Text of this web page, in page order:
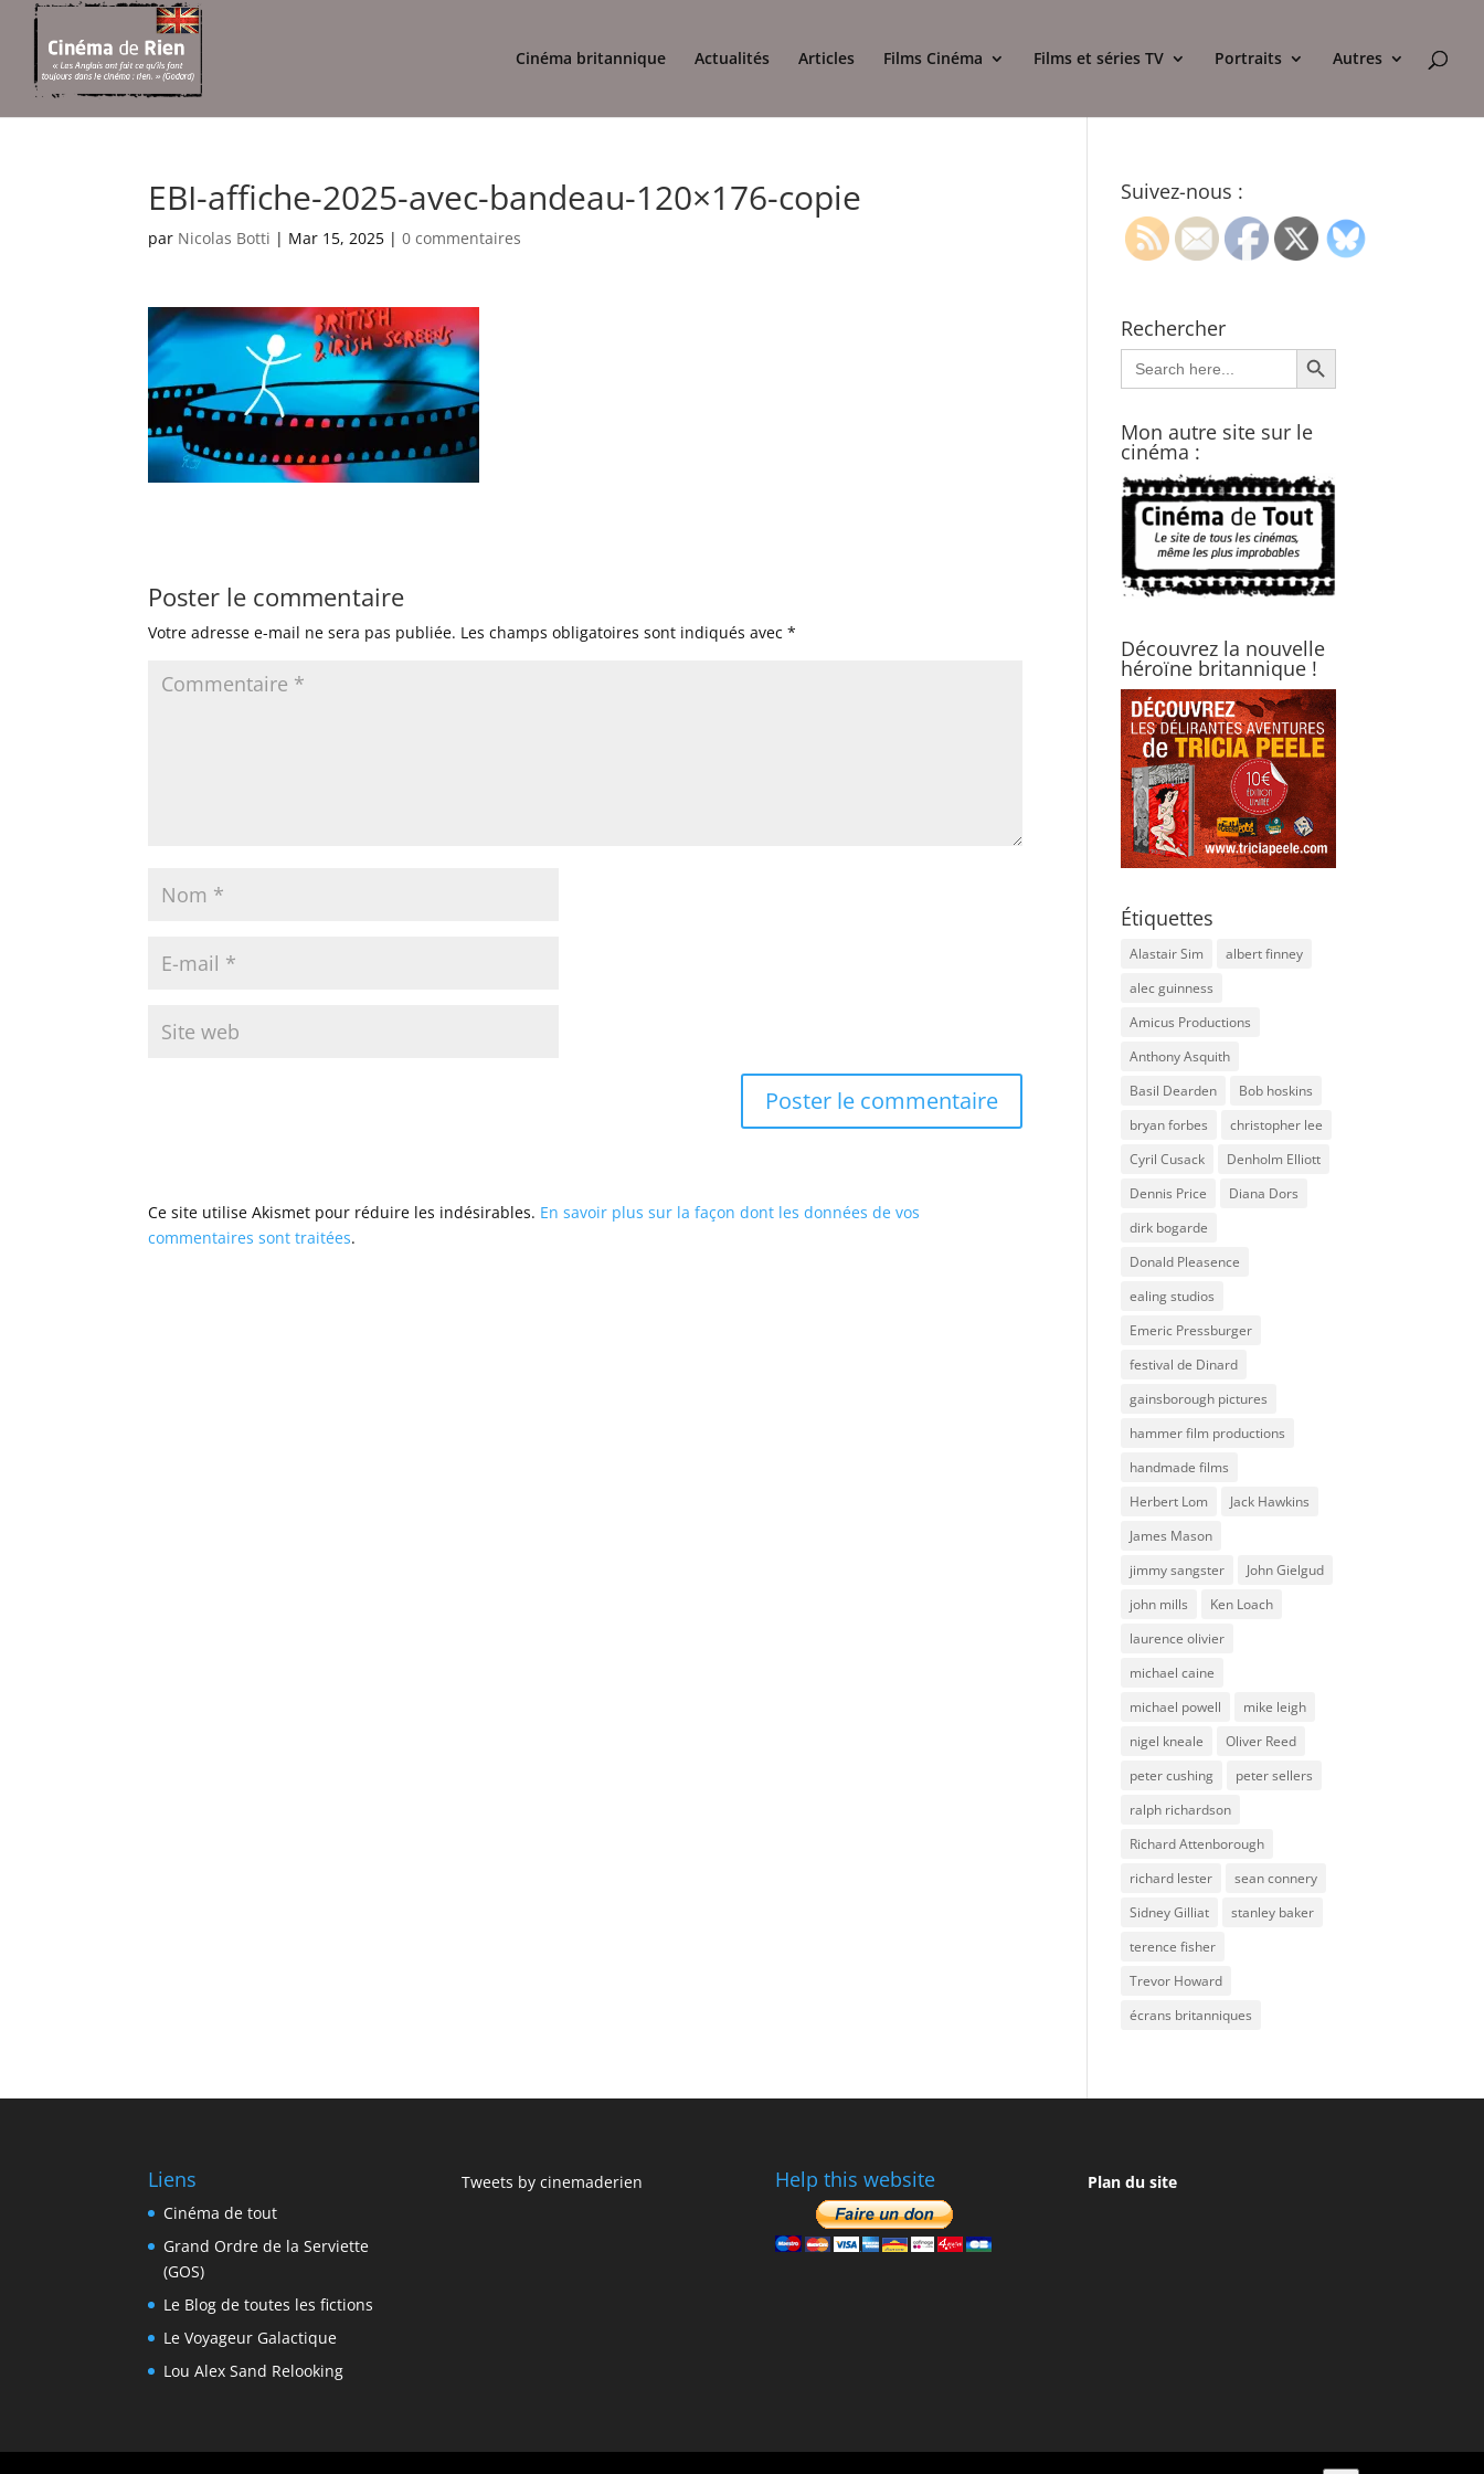
Cinéma britannique Actualités Articles Films Cinéma Films et séries TV Portraits Autres
EBI-affiche-2025-avec-bandeau-120×176-copie
par Nicolas Botti | Mar 15, 2025 |0 commentaires
Poster le commentaire
Votre adresse e-mail ne sera pas publiée. Les champs obligatoires sont indiqués avec*
Ce site utilise Akismet pour réduire les indésirables. En savoir plus sur la façon dont les données de vos
commentaires sont traitées.
Suivez-nous :
Rechercher
Search
for:
Search Button
Mon autre site sur le
cinéma :
Découvrez la nouvelle
héroïne britannique !
Étiquettes
Alastair Sim
albert finney
alec guinness
Amicus Productions
Anthony Asquith
Basil Dearden
Bob hoskins
bryan forbes
christopher lee
Cyril Cusack
Denholm Elliott
Dennis Price
Diana Dors
dirk bogarde
Donald Pleasence
ealing studios
Emeric Pressburger
festival de Dinard
gainsborough pictures
hammer film productions
handmade films
Herbert Lom
Jack Hawkins
James Mason
jimmy sangster
John Gielgud
john mills
Ken Loach
laurence olivier
michael caine
michael powell
mike leigh
nigel kneale
Oliver Reed
peter cushing
peter sellers
ralph richardson
Richard Attenborough
richard lester
sean connery
Sidney Gilliat
stanley baker
terence fisher
Trevor Howard
écrans britanniques
Liens
Cinéma de tout
Grand Ordre de la Serviette
(GOS)
Le Blog de toutes les fictions
Le Voyageur Galactique
Lou Alex Sand Relooking
Tweets by cinemaderien Help this website Plan du site